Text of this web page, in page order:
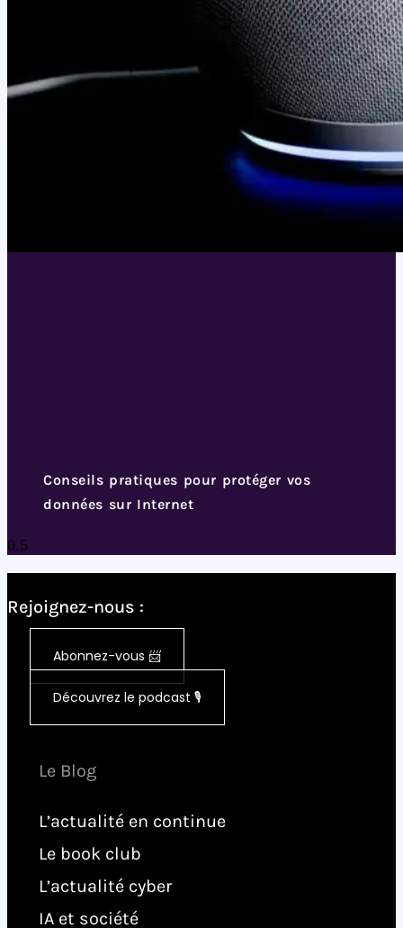
Conseils pratiques pour protéger vos
données sur Internet
Rejoignez-nous :
Abonnez-vous 📨
Découvrez le podcast 🎙️
Le Blog
L’actualité en continue
Le book club
L’actualité cyber
IA et société